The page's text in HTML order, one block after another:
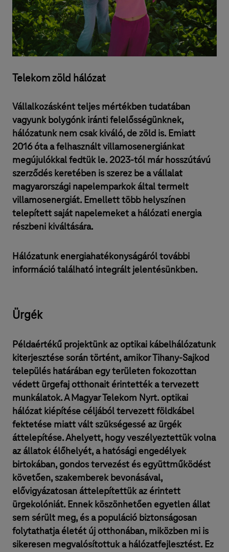
Telekom zöld hálózat
Vállalkozásként teljes mértékben tudatában
vagyunk bolygónk iránti felelősségünknek,
hálózatunk nem csak kiváló, de zöld is. Emiatt
2016 óta a felhasznált villamosenergiánkat
megújulókkal fedtük le. 2023-tól már hosszútávú
szerződés keretében is szerez be a vállalat
magyarországi napelemparkok által termelt
villamosenergiát. Emellett több helyszínen
telepített saját napelemeket a hálózati energia
részbeni kiváltására.
Hálózatunk energiahatékonyságáról további
információ található integrált jelentésünkben.
Ürgék
Példaértékű projektünk az optikai kábelhálózatunk
kiterjesztése során történt, amikor Tihany-Sajkod
település határában egy területen fokozottan
védett ürgefaj otthonait érintették a tervezett
munkálatok. A Magyar Telekom Nyrt. optikai
hálózat kiépítése céljából tervezett földkábel
fektetése miatt vált szükségessé az ürgék
áttelepítése. Ahelyett, hogy veszélyeztettük volna
az állatok élőhelyét, a hatósági engedélyek
birtokában, gondos tervezést és együttműködést
követően, szakemberek bevonásával,
elővigyázatosan áttelepítettük az érintett
ürgekolóniát. Ennek köszönhetően egyetlen állat
sem sérült meg, és a populáció biztonságosan
folytathatja életét új otthonában, miközben mi is
sikeresen megvalósítottuk a hálózatfejlesztést. Ez